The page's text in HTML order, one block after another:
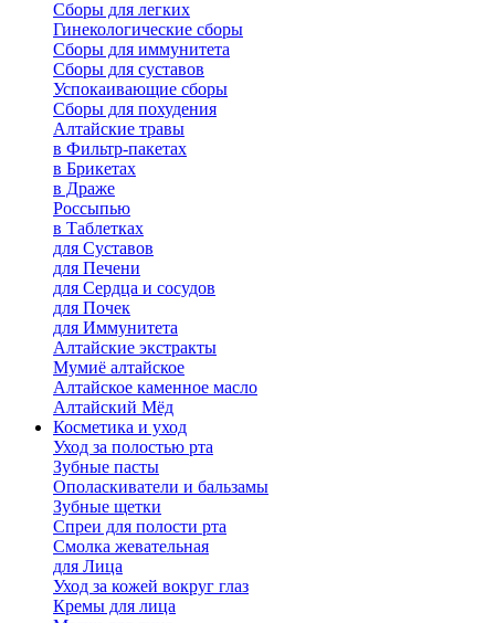
Сборы для легких
Гинекологические сборы
Сборы для иммунитета
Сборы для суставов
Успокаивающие сборы
Сборы для похудения
Алтайские травы
в Фильтр-пакетах
в Брикетах
в Драже
Россыпью
в Таблетках
для Cуставов
для Печени
для Сердца и сосудов
для Почек
для Иммунитета
Алтайские экстракты
Мумиё алтайское
Алтайское каменное масло
Алтайский Мёд
Косметика и уход
Уход за полостью рта
Зубные пасты
Ополаскиватели и бальзамы
Зубные щетки
Спреи для полости рта
Смолка жевательная
для Лица
Уход за кожей вокруг глаз
Кремы для лица